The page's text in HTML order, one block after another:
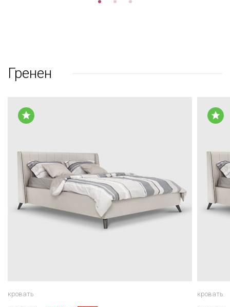
Гренен
кровать кровать